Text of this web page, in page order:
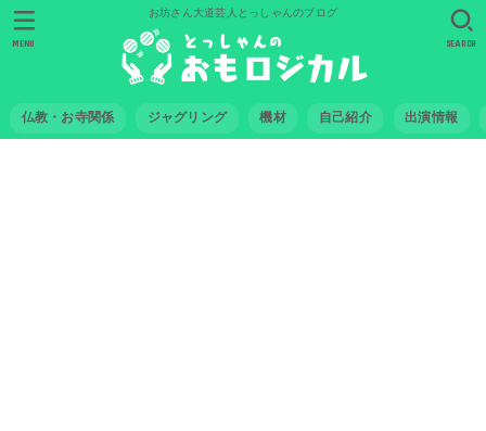
お坊さん大道芸人とっしゃんのブログ
仏教・お寺関係 ジャグリング 機材 自己紹介 出演情報
SEARCH
MENU